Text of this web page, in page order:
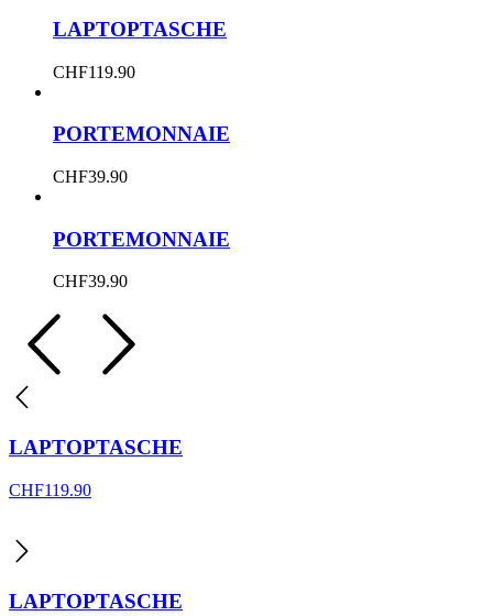
LAPTOPTASCHE
CHF119.90
PORTEMONNAIE
CHF39.90
PORTEMONNAIE
CHF39.90
LAPTOPTASCHE
CHF119.90
LAPTOPTASCHE